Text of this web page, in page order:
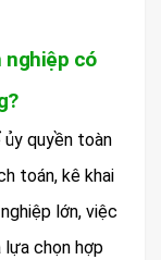
nghiệp có
ủy quyền toàn
toán, kê khai
lớn, việc
lựa chọn hợp